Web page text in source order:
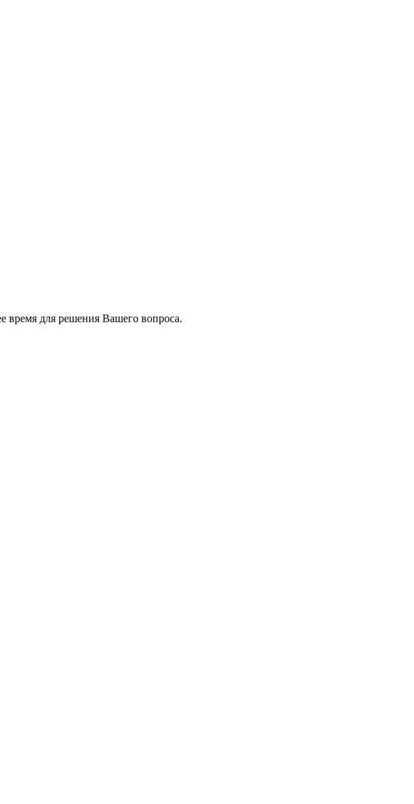
время для решения Вашего вопроса.